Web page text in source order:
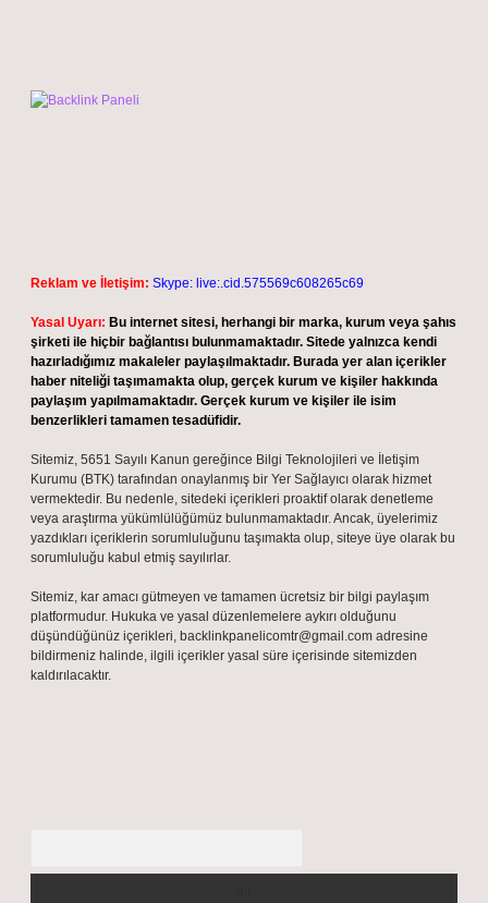
Reklam ve İletişim: Skype: live:.cid.575569c608265c69
Yasal Uyarı: Bu internet sitesi, herhangi bir marka, kurum veya şahıs
şirketi ile hiçbir bağlantısı bulunmamaktadır. Sitede yalnızca kendi
hazırladığımız makaleler paylaşılmaktadır. Burada yer alan içerikler
haber niteliği taşımamakta olup, gerçek kurum ve kişiler hakkında
paylaşım yapılmamaktadır. Gerçek kurum ve kişiler ile isim
benzerlikleri tamamen tesadüfidir.
Sitemiz, 5651 Sayılı Kanun gereğince Bilgi Teknolojileri ve İletişim
Kurumu (BTK) tarafından onaylanmış bir Yer Sağlayıcı olarak hizmet
vermektedir. Bu nedenle, sitedeki içerikleri proaktif olarak denetleme
veya araştırma yükümlülüğümüz bulunmamaktadır. Ancak, üyelerimiz
yazdıkları içeriklerin sorumluluğunu taşımakta olup, siteye üye olarak bu
sorumluluğu kabul etmiş sayılırlar.
Sitemiz, kar amacı gütmeyen ve tamamen ücretsiz bir bilgi paylaşım
platformudur. Hukuka ve yasal düzenlemelere aykırı olduğunu
düşündüğünüz içerikleri, backlinkpanelicomtr@gmail.com adresine
bildirmeniz halinde, ilgili içerikler yasal süre içerisinde sitemizden
kaldırılacaktır.